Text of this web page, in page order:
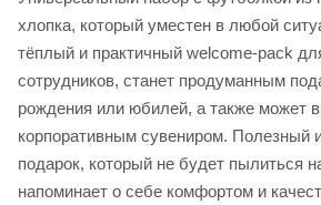
хлопка, который уместен в любой
тёплый и практичный welcome-pack
сотрудников, станет продуманным
рождения или юбилей, а также может
корпоративным сувениром. Полезный
подарок, который не будет пылиться
напоминает о себе комфортом и